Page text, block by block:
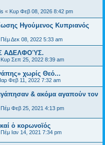
« Κυρ Φεβ 08, 2026 8:42 pm
Ηγούμενος Κυπριανός
Πέμ Δεκ 08, 2022 5:33 am
ΑΔΕΛΦΟΎΣ.
Κυρ Σεπ 25, 2022 8:39 am
χωρίς Θεό...
Φεβ 11, 2022 7:32 am
& ακόμα αγαπούν τον
Πέμ Φεβ 25, 2021 4:13 pm
ὁ κορωνοϊός
Πέμ Ιαν 14, 2021 7:34 pm